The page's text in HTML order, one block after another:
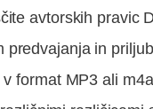
avtorskih pravic
predvajanja in
format MP3 ali